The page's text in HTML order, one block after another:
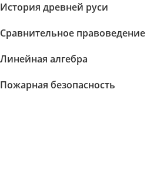
История древней руси
Сравнительное правоведение
Линейная алгебра
Пожарная безопасность